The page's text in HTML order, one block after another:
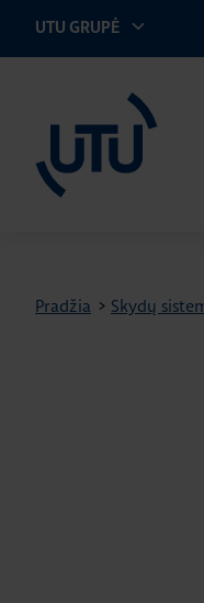
UTU GRUPĖ
Pradžia > Skydų